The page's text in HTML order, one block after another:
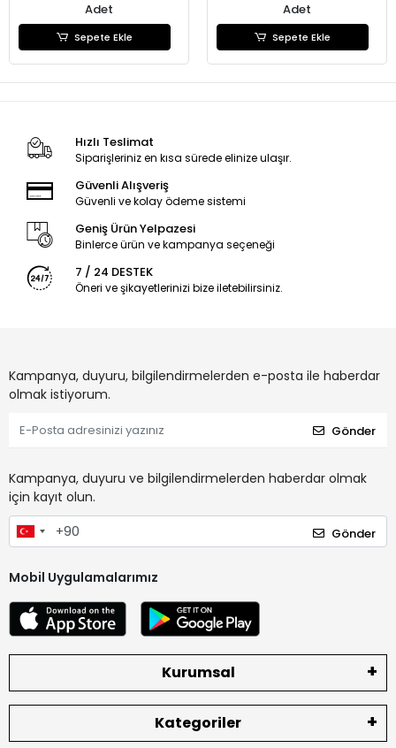
Adet
Sepete Ekle
Adet
Sepete Ekle
Hızlı Teslimat
Siparişleriniz en kısa sürede elinize ulaşır.
Güvenli Alışveriş
Güvenli ve kolay ödeme sistemi
Geniş Ürün Yelpazesi
Binlerce ürün ve kampanya seçeneği
7 / 24 DESTEK
Öneri ve şikayetlerinizi bize iletebilirsiniz.
Kampanya, duyuru, bilgilendirmelerden e-posta ile haberdar
olmak istiyorum.
Gönder
Kampanya, duyuru ve bilgilendirmelerden haberdar olmak
için kayıt olun.
Gönder
Mobil Uygulamalarımız
Kurumsal
Kategoriler